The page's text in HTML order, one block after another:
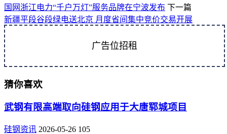
国网浙江电力“千户万灯”服务品牌在宁波发布 下一篇
新疆平段谷段绿电送北京 月度省间集中竞价交易开展
广告位招租
猜你喜欢
武钢有限高端取向硅钢应用于大唐郓城项目
硅钢资讯 2026-05-26 105